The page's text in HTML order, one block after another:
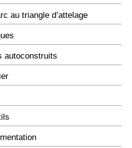
au triangle d’attelage
autoconstruits